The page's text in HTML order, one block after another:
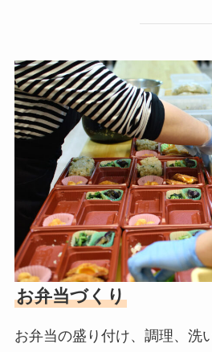
お弁当づくり
お弁当の盛り付け、調理、洗